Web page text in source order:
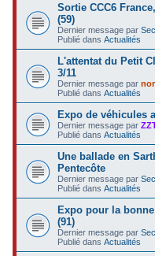
Sortie CCC6
(59)
Dernier message par
Publié dansActualités
L'attentat du Petit
3/11
Dernier message par
Publié dansActualités
Expo de véhicules
Dernier message par
Publié dansActualités
Une ballade en
Pentecôte
Dernier message par
Publié dansActualités
Expo pour la
(91)
Dernier message par
Publié dansActualités